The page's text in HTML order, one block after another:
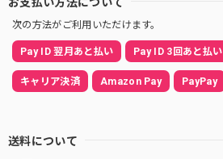
次の方法がご利用いただけます。
Pay ID 翌月あと払い Pay ID 3回あと払い
キャリア決済 Amazon Pay PayPay
送料について